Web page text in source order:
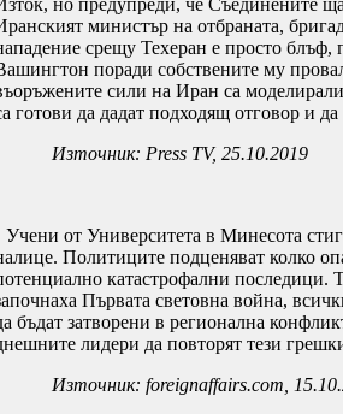
но предупреди, че Съединените
министър на отбраната,
срещу Техеран е просто блъф,
поради собствените му
сили на Иран са
готови да дадат подходящ отговор и
Източник: Press TV, 25.10.2019
Учени от Университета в Минесота
Политиците подценяват колко
катастрофални последици.
Първата световна война,
бъдат затворени в регионална
лидери да повторят тези
Източник: foreignaffairs.com,